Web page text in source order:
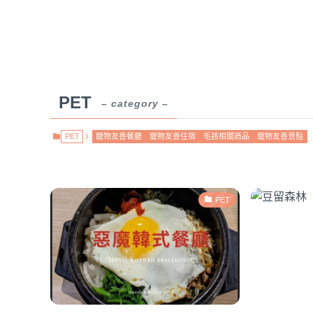
PET – category –
PET 寵物友善餐廳 寵物友善住宿 毛孩相關商品 寵物友善景點
PET